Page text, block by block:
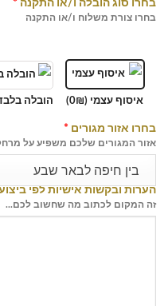
בחרו סוג הובלה ו/או התקנה *
בחרו צורת משלוח ו/או התקנה
איסוף עצמי (0₪) הובלה
בחרו אזור מגורים *
אזור המגורים שלכם משפיע על
בין חיפה לבאר שבע
הערות ובקשות אישיות לפי
זה המקום לכתוב מה שחשוב לכם...